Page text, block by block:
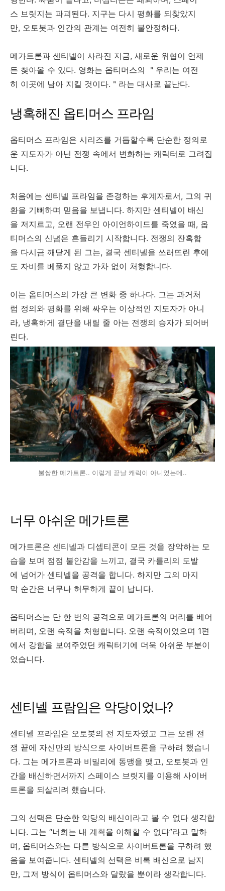
스 브릿지는 파괴된다. 지구는 다시 평화를 되찾았지
만, 오토봇과 인간의 관계는 여전히 불안정하다.
메가트론과 센티넬이 사라진 지금, 새로운 위협이 언제
든 찾아올 수 있다. 영화는 옵티머스의 ＂우리는 여전
히 이곳에 남아 지킬 것이다.＂라는 대사로 끝난다.
냉혹해진 옵티머스 프라임
옵티머스 프라임은 시리즈를 거듭할수록 단순한 정의로
운 지도자가 아닌 전쟁 속에서 변화하는 캐릭터로 그려집
니다.
처음에는 센티넬 프라임을 존경하는 후계자로서, 그의 귀
환을 기뻐하며 믿음을 보냅니다. 하지만 센티넬이 배신
을 저지르고, 오랜 전우인 아이언하이드를 죽였을 때, 옵
티머스의 신념은 흔들리기 시작합니다. 전쟁의 잔혹함
을 다시금 깨닫게 된 그는, 결국 센티넬을 쓰러뜨린 후에
도 자비를 베풀지 않고 가차 없이 처형합니다.
이는 옵티머스의 가장 큰 변화 중 하나다. 그는 과거처
럼 정의와 평화를 위해 싸우는 이상적인 지도자가 아니
라, 냉혹하게 결단을 내릴 줄 아는 전쟁의 승자가 되어버
린다.
불쌍한 메가트론.. 이렇게 끝날 캐릭이 아니었는데..
너무 아쉬운 메가트론
메가트론은 센티넬과 디셉티콘이 모든 것을 장악하는 모
습을 보며 점점 불안감을 느끼고, 결국 카를리의 도발
에 넘어가 센티넬을 공격을 합니다. 하지만 그의 마지
막 순간은 너무나 허무하게 끝이 납니다.
옵티머스는 단 한 번의 공격으로 메가트론의 머리를 베어
버리며, 오랜 숙적을 처형합니다. 오랜 숙적이었으며 1편
에서 강함을 보여주었던 캐릭터기에 더욱 아쉬운 부분이
었습니다.
센티넬 프람임은 악당이었나?
센티넬 프라임은 오토봇의 전 지도자였고 그는 오랜 전
쟁 끝에 자신만의 방식으로 사이버트론을 구하려 했습니
다. 그는 메가트론과 비밀리에 동맹을 맺고, 오토봇과 인
간을 배신하면서까지 스페이스 브릿지를 이용해 사이버
트론을 되살리려 했습니다.
그의 선택은 단순한 악당의 배신이라고 볼 수 없다 생각합
니다. 그는 “너희는 내 계획을 이해할 수 없다”라고 말하
며, 옵티머스와는 다른 방식으로 사이버트론을 구하려 했
음을 보여줍니다. 센티넬의 선택은 비록 배신으로 남지
만, 그저 방식이 옵티머스와 달랐을 뿐이라 생각합니다.